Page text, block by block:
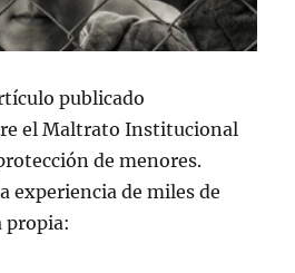
publicado
el Maltrato Institucional
de menores.
experiencia de miles de
propia: